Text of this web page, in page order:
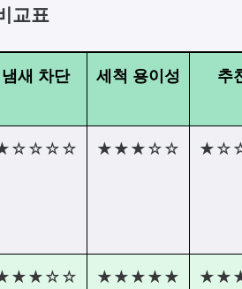
교표
냄새 차단 세척 용이성 추
★★★☆☆
★★★★★